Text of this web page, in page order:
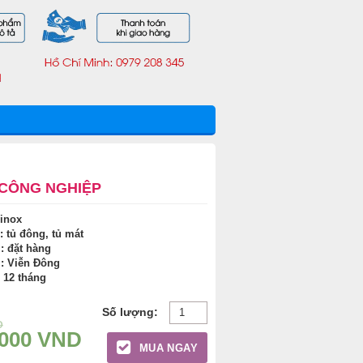
NGHIỆP
tủ đông, tủ mát
đặt hàng
Viễn Đông
tháng
VND MUA NGAY